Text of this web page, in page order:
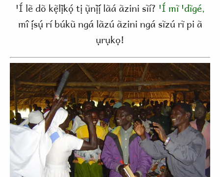
ꞌÍ lẽ dõ kẹ̃lị̃kọ́ tị ụ̃nị̃ị́ lãá ãzini sĩí? ꞌÍ mĩ ꞌdĩgé,
mî ị́sụ́ rí búkũ ngá lãzú ãzini ngá sĩzú rĩ pi ã
ụrụkọ!